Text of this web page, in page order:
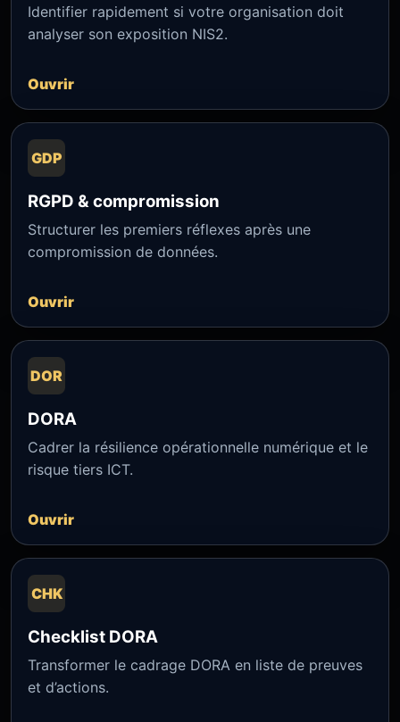
Identifier rapidement si votre organisation doit
analyser son exposition NIS2.
Ouvrir
GDP
RGPD & compromission
Structurer les premiers réflexes après une
compromission de données.
Ouvrir
DOR
DORA
Cadrer la résilience opérationnelle numérique et le
risque tiers ICT.
Ouvrir
CHK
Checklist DORA
Transformer le cadrage DORA en liste de preuves
et d’actions.